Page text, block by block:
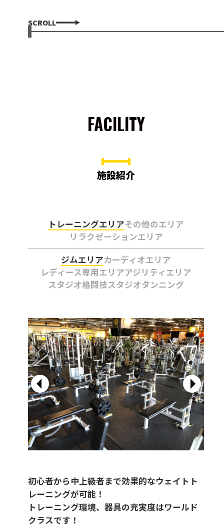
SCROLL
FACILITY
施設紹介
トレーニングエリアその他のエリア
リラクゼーションエリア
ジムエリアカーディオエリア
レディース専用エリアアジリティエリア
スタジオ格闘技スタジオタンニング
初心者から中上級者まで効果的なウェイトト
レーニングが可能！
トレーニング環境、器具の充実度はワールド
クラスです！